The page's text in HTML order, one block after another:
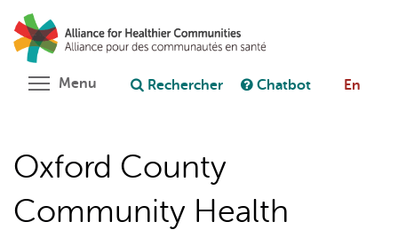
Aller
au
contenu
principal
Poser une question au chatbot
Menu Toggle menu visibility
Rechercher Chatbot En
Oxford County
Community Health